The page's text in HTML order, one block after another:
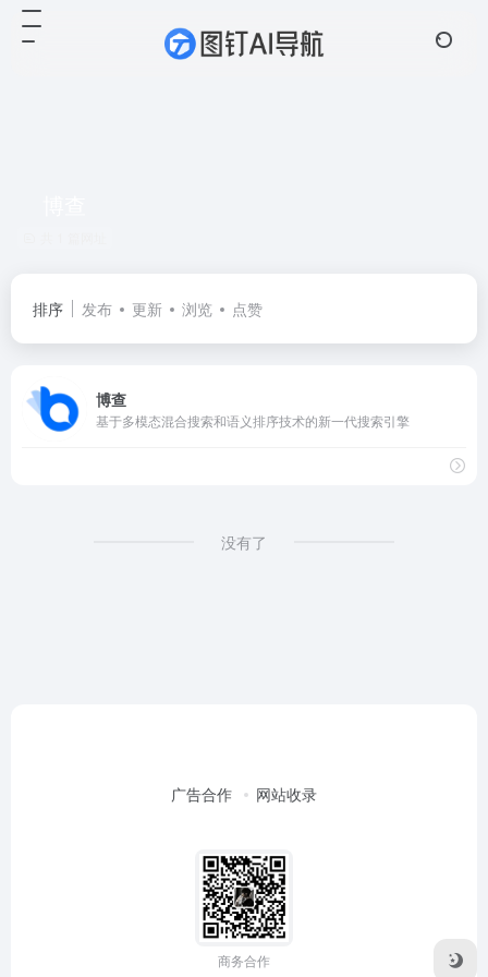
排序 发布 更新 浏览 点赞
博查
基于多模态混合搜索和语义排序技术的新一代搜索引擎
没有了
广告合作 网站收录
商务合作